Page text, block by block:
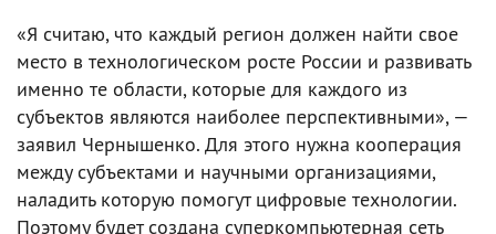
«Я считаю, что каждый регион должен найти свое
место в технологическом росте России и развивать
именно те области, которые для каждого из
субъектов являются наиболее перспективными», —
заявил Чернышенко. Для этого нужна кооперация
между субъектами и научными организациями,
наладить которую помогут цифровые технологии.
Поэтому будет создана суперкомпьютерная сеть